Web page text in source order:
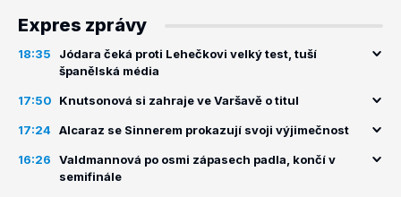
Expres zprávy
18:35
Jódara čeká proti Lehečkovi velký test, tuší
španělská média
17:50 Knutsonová si zahraje ve Varšavě o titul
17:24 Alcaraz se Sinnerem prokazují svoji výjimečnost
16:26
Valdmannová po osmi zápasech padla, končí v
semifinále